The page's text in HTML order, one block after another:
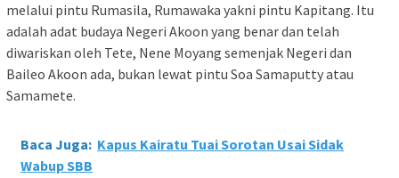
melalui pintu Rumasila, Rumawaka yakni pintu Kapitang. Itu
adalah adat budaya Negeri Akoon yang benar dan telah
diwariskan oleh Tete, Nene Moyang semenjak Negeri dan
Baileo Akoon ada, bukan lewat pintu Soa Samaputty atau
Samamete.
Baca Juga: Kapus Kairatu Tuai Sorotan Usai Sidak
Wabup SBB